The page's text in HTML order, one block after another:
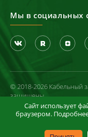
Мы в социальных
© 2018-2026 Кабельный
защищены
Политика
Условия использования
Сайт использует
браузером.